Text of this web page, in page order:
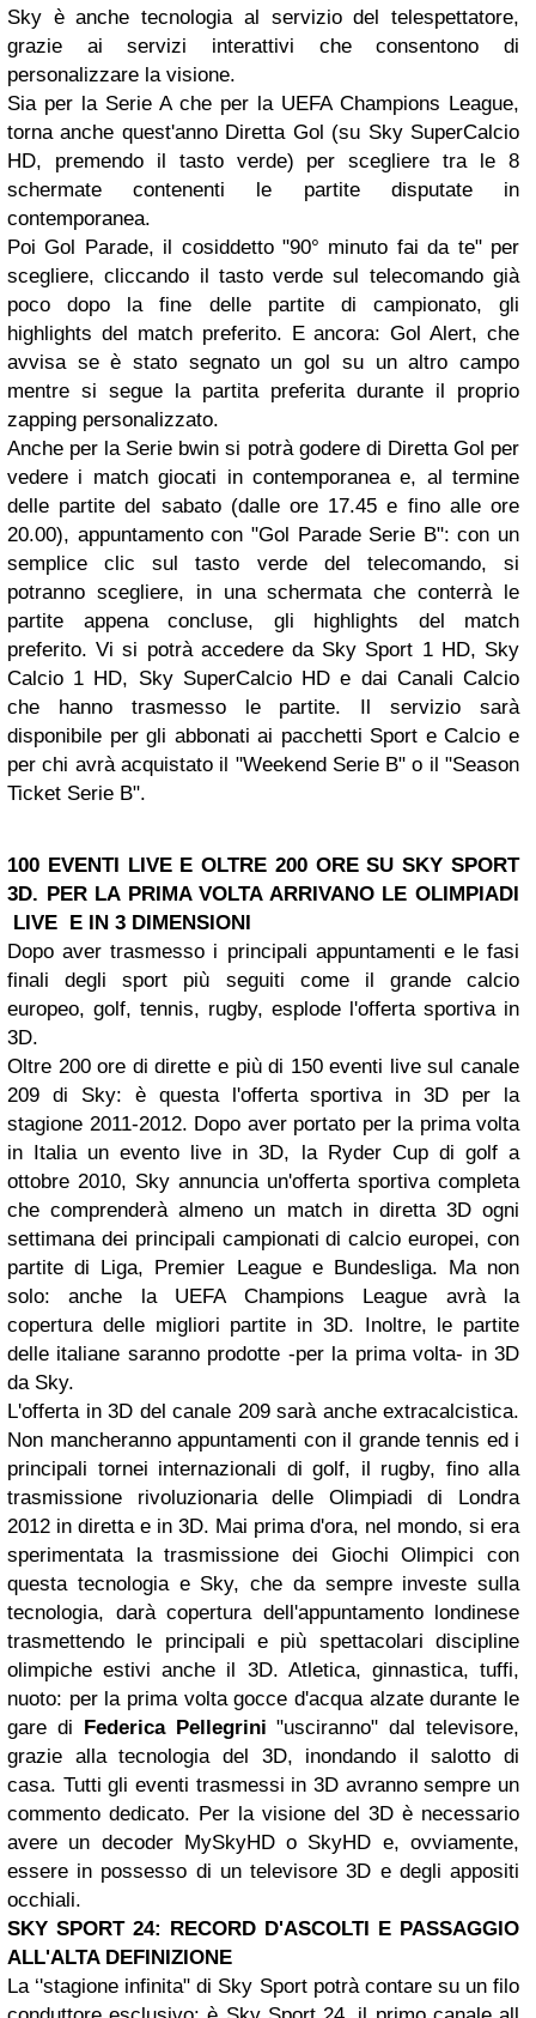
Sky è anche tecnologia al servizio del telespettatore,
grazie ai servizi interattivi che consentono di
personalizzare la visione.
Sia per la Serie A che per la UEFA Champions League,
torna anche quest'anno Diretta Gol (su Sky SuperCalcio
HD, premendo il tasto verde) per scegliere tra le 8
schermate contenenti le partite disputate in
contemporanea.
Poi Gol Parade, il cosiddetto "90° minuto fai da te" per
scegliere, cliccando il tasto verde sul telecomando già
poco dopo la fine delle partite di campionato, gli
highlights del match preferito. E ancora: Gol Alert, che
avvisa se è stato segnato un gol su un altro campo
mentre si segue la partita preferita durante il proprio
zapping personalizzato.
Anche per la Serie bwin si potrà godere di Diretta Gol per
vedere i match giocati in contemporanea e, al termine
delle partite del sabato (dalle ore 17.45 e fino alle ore
20.00), appuntamento con "Gol Parade Serie B": con un
semplice clic sul tasto verde del telecomando, si
potranno scegliere, in una schermata che conterrà le
partite appena concluse, gli highlights del match
preferito. Vi si potrà accedere da Sky Sport 1 HD, Sky
Calcio 1 HD, Sky SuperCalcio HD e dai Canali Calcio
che hanno trasmesso le partite. Il servizio sarà
disponibile per gli abbonati ai pacchetti Sport e Calcio e
per chi avrà acquistato il "Weekend Serie B" o il "Season
Ticket Serie B".
100 EVENTI LIVE E OLTRE 200 ORE SU SKY SPORT
3D. PER LA PRIMA VOLTA ARRIVANO LE OLIMPIADI
LIVE E IN 3 DIMENSIONI
Dopo aver trasmesso i principali appuntamenti e le fasi
finali degli sport più seguiti come il grande calcio
europeo, golf, tennis, rugby, esplode l'offerta sportiva in
3D.
Oltre 200 ore di dirette e più di 150 eventi live sul canale
209 di Sky: è questa l'offerta sportiva in 3D per la
stagione 2011-2012. Dopo aver portato per la prima volta
in Italia un evento live in 3D, la Ryder Cup di golf a
ottobre 2010, Sky annuncia un'offerta sportiva completa
che comprenderà almeno un match in diretta 3D ogni
settimana dei principali campionati di calcio europei, con
partite di Liga, Premier League e Bundesliga. Ma non
solo: anche la UEFA Champions League avrà la
copertura delle migliori partite in 3D. Inoltre, le partite
delle italiane saranno prodotte -per la prima volta- in 3D
da Sky.
L'offerta in 3D del canale 209 sarà anche extracalcistica.
Non mancheranno appuntamenti con il grande tennis ed i
principali tornei internazionali di golf, il rugby, fino alla
trasmissione rivoluzionaria delle Olimpiadi di Londra
2012 in diretta e in 3D. Mai prima d'ora, nel mondo, si era
sperimentata la trasmissione dei Giochi Olimpici con
questa tecnologia e Sky, che da sempre investe sulla
tecnologia, darà copertura dell'appuntamento londinese
trasmettendo le principali e più spettacolari discipline
olimpiche estivi anche il 3D. Atletica, ginnastica, tuffi,
nuoto: per la prima volta gocce d'acqua alzate durante le
gare di Federica Pellegrini "usciranno" dal televisore,
grazie alla tecnologia del 3D, inondando il salotto di
casa. Tutti gli eventi trasmessi in 3D avranno sempre un
commento dedicato. Per la visione del 3D è necessario
avere un decoder MySkyHD o SkyHD e, ovviamente,
essere in possesso di un televisore 3D e degli appositi
occhiali.
SKY SPORT 24: RECORD D'ASCOLTI E PASSAGGIO
ALL'ALTA DEFINIZIONE
La ‘'stagione infinita" di Sky Sport potrà contare su un filo